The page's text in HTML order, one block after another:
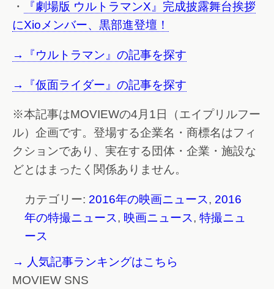
・
『劇場版 ウルトラマンX』完成披露舞台挨拶
にXioメンバー、黒部進登壇！
→『ウルトラマン』の記事を探す
→『仮面ライダー』の記事を探す
※本記事はMOVIEWの4月1日（エイプリルフー
ル）企画です。登場する企業名・商標名はフィ
クションであり、実在する団体・企業・施設な
どとはまったく関係ありません。
カテゴリー: 2016年の映画ニュース, 2016
年の特撮ニュース, 映画ニュース, 特撮ニュ
ース
→ 人気記事ランキングはこちら
MOVIEW SNS